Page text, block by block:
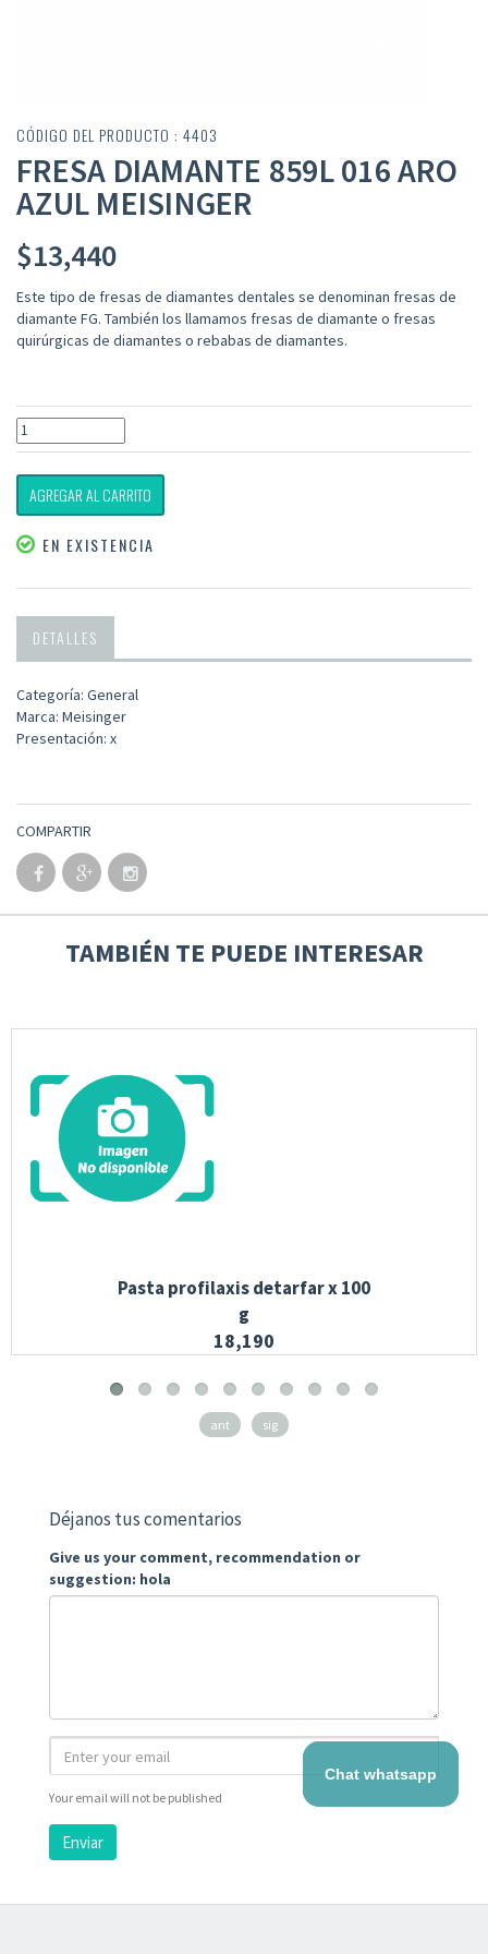
CÓDIGO DEL PRODUCTO : 4403
FRESA DIAMANTE 859L 016 ARO
AZUL MEISINGER
$13,440
Este tipo de fresas de diamantes dentales se denominan fresas de
diamante FG. También los llamamos fresas de diamante o fresas
quirúrgicas de diamantes o rebabas de diamantes.
AGREGAR AL CARRITO
EN EXISTENCIA
DETALLES
Categoría: General
Marca: Meisinger
Presentación: x
COMPARTIR
TAMBIÉN TE PUEDE INTERESAR
Pasta profilaxis detarfar x 100
g
18,190
ant sig
Déjanos tus comentarios
Give us your comment, recommendation or
suggestion: hola
Your email will not be published
Enviar
Chat whatsapp